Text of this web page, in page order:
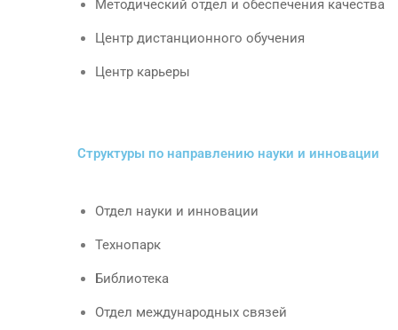
Методический отдел и обеспечения качества
Центр дистанционного обучения
Центр карьеры
Структуры по направлению науки и инновации
Отдел науки и инновации
Технопарк
Библиотека
Отдел международных связей